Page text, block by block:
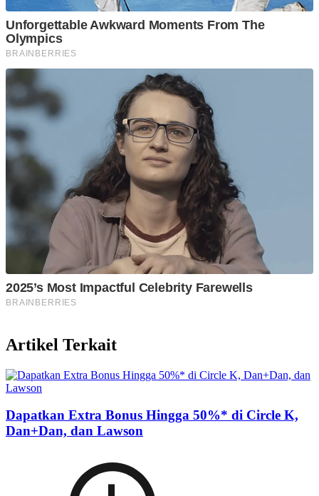
Artikel Terkait
Dapatkan Extra Bonus Hingga 50%* di Circle K,
Dan+Dan, dan Lawson